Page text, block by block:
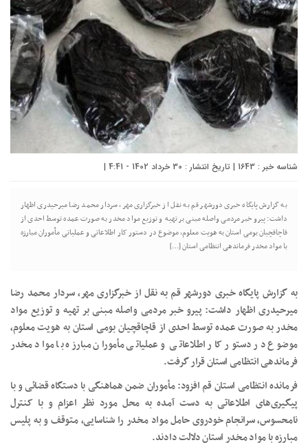
شناسه خبر : 1643 | تاریخ انتشار : 30 خرداد 1402 - 4:41 |
به گزارش پایگاه خبری دورشهر قم به نقل از خبرگزاری مهر، سردار محمد رضا میرحیدری اظهار
داشت: پیرو خبر مردمی واصله مبنی بر تهیه و توزیع مواد مخدر به صورت عمده توسط احدی از
قاچاقچیان بومی استان به هویت معلوم، موضوع در دستور کار اطلاعاتی و عملیاتی مأموران مبارزه
با مواد مخدر فرماندهی انتظامی استان […]
به گزارش پایگاه خبری دورشهر قم به نقل از خبرگزاری مهر، سردار محمد رضا
میرحیدری اظهار داشت: پیرو خبر مردمی واصله مبنی بر تهیه و توزیع مواد
مخدر به صورت عمده توسط احدی از قاچاقچیان بومی استان به هویت معلوم،
موضوع در دستور کار اطلاعاتی و عملیاتی مأموران مبارزه با مواد مخدر
فرماندهی انتظامی استان قرار گرفت.
فرمانده انتظامی استان قم افزود: مأموران ضمن هماهنگی با دستگاه قضائی و با
پیگیری‌های اطلاعاتی به دست آمده به محل مورد نظر اعزام و با کنترل
نامحسوس، سرانجام خودروی حامل مواد مخدر را شناسایی، متوقف و به پلیس
مبارزه با مواد مخدر استان دلالت دادند.